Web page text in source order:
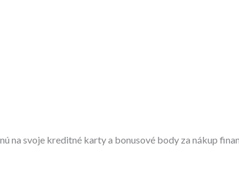
na svoje kreditné karty a bonusové body za nákup